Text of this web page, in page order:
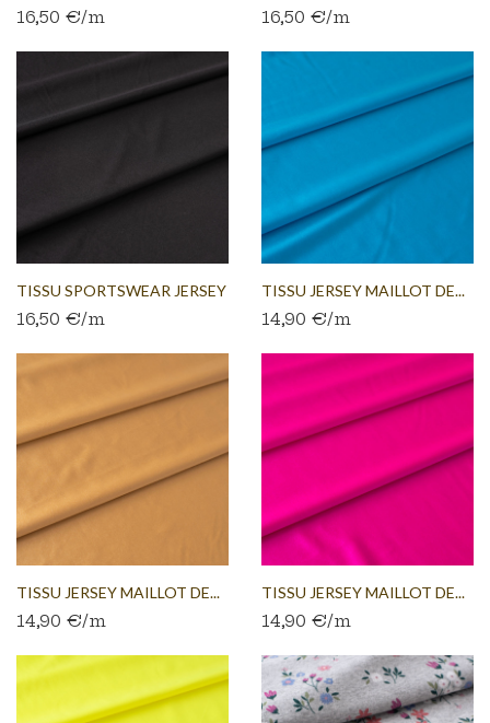
LILAS
16,50 €/m
BLANC
16,50 €/m
TISSU SPORTSWEAR JERSEY
NOIR
16,50 €/m
TISSU JERSEY MAILLOT DE...
14,90 €/m
TISSU JERSEY MAILLOT DE...
14,90 €/m
TISSU JERSEY MAILLOT DE...
14,90 €/m